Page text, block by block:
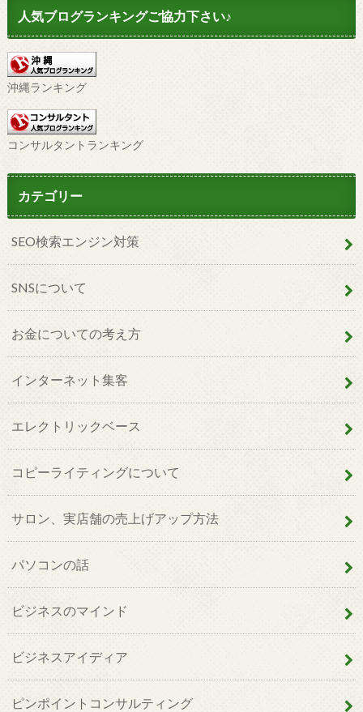
人気ブログランキングご協力下さい♪
沖縄ランキング
コンサルタントランキング
カテゴリー
SEO検索エンジン対策
SNSについて
お金についての考え方
インターネット集客
エレクトリックベース
コピーライティングについて
サロン、実店舗の売上げアップ方法
パソコンの話
ビジネスのマインド
ビジネスアイディア
ピンポイントコンサルティング